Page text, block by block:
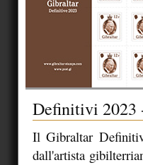
Definitivi 2023
Il Gibraltar
dall'artista